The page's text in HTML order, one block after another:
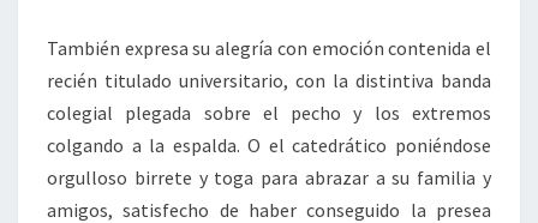
También expresa su alegría con emoción contenida el
recién titulado universitario, con la distintiva banda
colegial plegada sobre el pecho y los extremos
colgando a la espalda. O el catedrático poniéndose
orgulloso birrete y toga para abrazar a su familia y
amigos, satisfecho de haber conseguido la presea